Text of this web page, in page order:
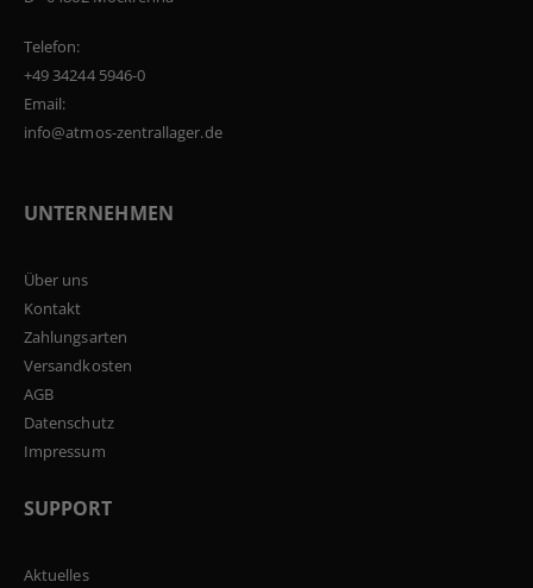
Telefon:
+49 34244 5946-0
Email:
info@atmos-zentrallager.de
UNTERNEHMEN
Über uns
Kontakt
Zahlungsarten
Versandkosten
AGB
Datenschutz
Impressum
SUPPORT
Aktuelles